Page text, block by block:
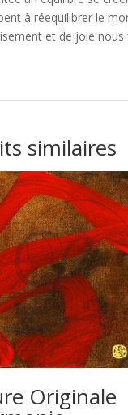
à réequilibrer le
et de joie
similaires
Originale